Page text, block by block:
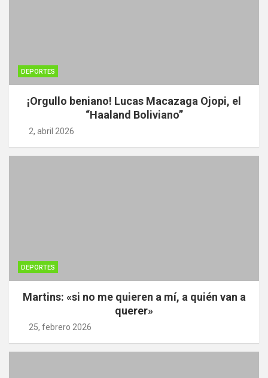
DEPORTES
¡Orgullo beniano! Lucas Macazaga Ojopi, el
“Haaland Boliviano”
2, abril 2026
DEPORTES
Martins: «si no me quieren a mí, a quién van a
querer»
25, febrero 2026